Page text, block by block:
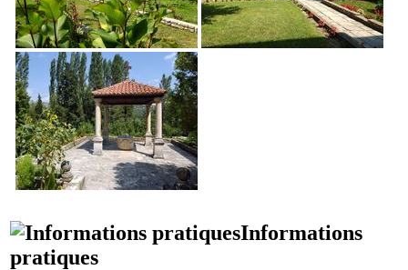
Informations
pratiques